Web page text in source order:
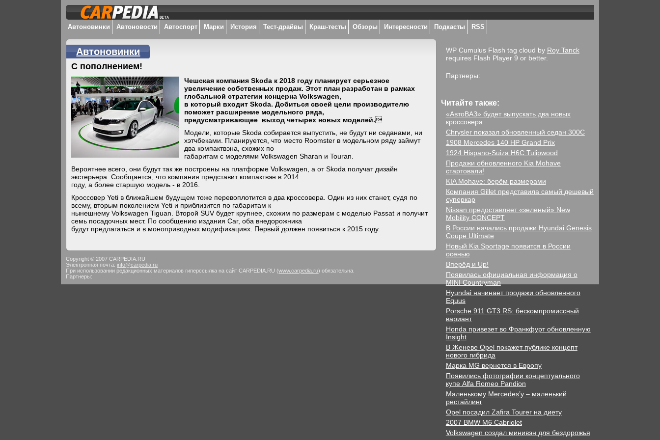
Автоновинки Автоновости Автоспорт Марки История Тест-драйвы Краш-тесты Обзоры Интересности Подкасты RSS
Автоновинки
С пополнением!
Чешская компания Skoda к 2018 году планирует серьезное
увеличение собственных продаж. Этот план разработан в рамках
глобальной стратегии концерна Volkswagen,
в который входит Skoda. Добиться своей цели производителю
поможет расширение модельного ряда,
предусматривающее выход четырех новых моделей.
Модели, которые Skoda собирается выпустить, не будут ни седанами, ни
хэтчбеками. Планируется, что место Roomster в модельном ряду займут
два компактвэна, схожих по
габаритам с моделями Volkswagen Sharan и Touran.
Вероятнее всего, они будут так же построены на платформе Volkswagen, а от Skoda получат дизайн
экстерьера. Сообщается, что компания представит компактвэн в 2014
году, а более старшую модель - в 2016.
Кроссовер Yeti в ближайшем будущем тоже перевоплотится в два кроссовера. Один из них станет, судя по
всему, вторым поколением Yeti и приблизится по габаритам к
нынешнему Volkswagen Tiguan. Второй SUV будет крупнее, схожим по размерам с моделью Passat и получит
семь посадочных мест. По сообщению издания Car, оба внедорожника
будут предлагаться и в моноприводных модификациях. Первый должен появиться к 2015 году.
WP Cumulus Flash tag cloud by Roy Tanck
requires Flash Player 9 or better.
Партнеры:
Читайте также:
«АвтоВАЗ» будет выпускать два новых
кроссовера
Chrysler показал обновленный седан 300C
1908 Mercedes 140 HP Grand Prix
1924 Hispano-Suiza H6C Tulipwood
Продажи обновленного Kia Mohave
стартовали!
KIA Mohave: берём размерами
Компания Gillet представила самый дешевый
суперкар
Nissan предоставляет «зеленый» New
Mobility CONCEPT
В России начались продажи Hyundai Genesis
Coupe Ultimate
Новый Kia Sportage появится в России
осенью
Вперёд и Up!
Появилась официальная информация о
MINI Countryman
Hyundai начинает продажи обновленного
Equus
Porsche 911 GT3 RS: бескомпромиссный
вариант
Honda привезет во Франкфурт обновленную
Insight
В Женеве Opel покажет публике концепт
нового гибрида
Марка MG вернется в Европу
Появились фотографии концептуального
купе Alfa Romeo Pandion
Маленькому Mercedes’у – маленький
рестайлинг
Opel посадил Zafira Tourer на диету
2007 BMW M6 Cabriolet
Volkswagen создал минивэн для бездорожья
Copyright © 2007 CARPEDIA.RU
Электронная почта: info@carpedia.ru
При использовании редакционных материалов гиперссылка на сайт CARPEDIA.RU (www.carpedia.ru) обязательна.
Партнеры: